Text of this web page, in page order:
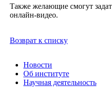
Также желающие смогут
онлайн-видео.
Возврат к списку
Новости
Об институте
Научная деятельность